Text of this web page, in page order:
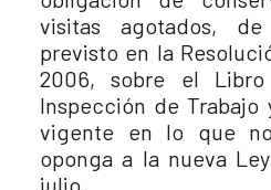
visitas agotados,
previsto en la
2006, sobre el
Inspección de Trabajo
vigente en lo que
oponga a la nueva
julio.